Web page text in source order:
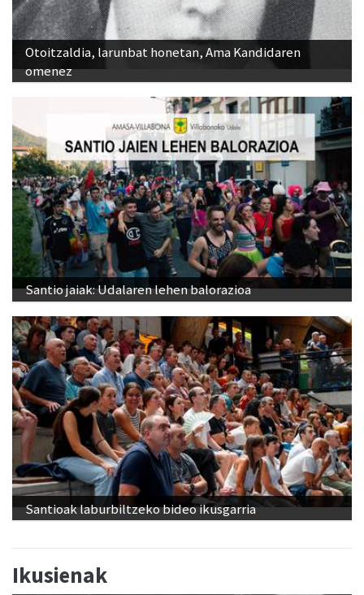
Otoitzaldia, larunbat honetan, Ama Kandidaren
omenez
Santio jaiak: Udalaren lehen balorazioa
Santioak laburbiltzeko bideo ikusgarria
Ikusienak